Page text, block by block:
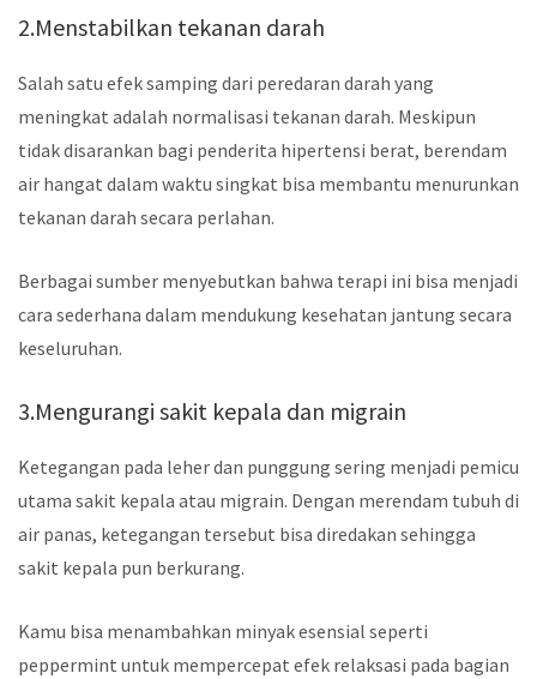
2.Menstabilkan tekanan darah
Salah satu efek samping dari peredaran darah yang
meningkat adalah normalisasi tekanan darah. Meskipun
tidak disarankan bagi penderita hipertensi berat, berendam
air hangat dalam waktu singkat bisa membantu menurunkan
tekanan darah secara perlahan.
Berbagai sumber menyebutkan bahwa terapi ini bisa menjadi
cara sederhana dalam mendukung kesehatan jantung secara
keseluruhan.
3.Mengurangi sakit kepala dan migrain
Ketegangan pada leher dan punggung sering menjadi pemicu
utama sakit kepala atau migrain. Dengan merendam tubuh di
air panas, ketegangan tersebut bisa diredakan sehingga
sakit kepala pun berkurang.
Kamu bisa menambahkan minyak esensial seperti
peppermint untuk mempercepat efek relaksasi pada bagian